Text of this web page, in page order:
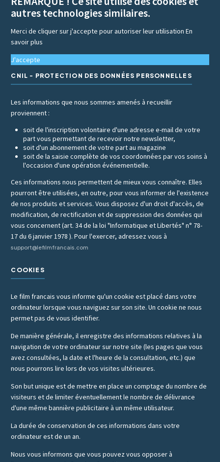
autres technologies similaires.
Merci de cliquer sur j'accepte pour autoriser leur utilisationEn
savoir plus
J'accepte
CNIL - PROTECTION DES DONNÉES PERSONNELLES
Les informations que nous sommes amenés à recueillir
proviennent :
soit de l'inscription volontaire d'une adresse e-mail de votre
part vous permettant de recevoir notre newsletter,
soit d'un abonnement de votre part au magazine
soit de la saisie complète de vos coordonnées par vos soins à
l'occasion d'une opération événementielle.
Ces informations nous permettent de mieux vous connaître. Elles
pourront être utilisées, en outre, pour vous informer de l'existence
de nos produits et services. Vous disposez d'un droit d'accès, de
modification, de rectification et de suppression des données qui
vous concernent (art. 34 de la loi "Informatique et Libertés" n° 78-
17 du 6 janvier 1978 ). Pour l'exercer, adressez vous à
support@lefilmfrancais.com
COOKIES
Le film francais vous informe qu'un cookie est placé dans votre
ordinateur lorsque vous naviguez sur son site. Un cookie ne nous
permet pas de vous identifier.
De manière générale, il enregistre des informations relatives à la
navigation de votre ordinateur sur notre site (les pages que vous
avez consultées, la date et l'heure de la consultation, etc.) que
nous pourrons lire lors de vos visites ultérieures.
Son but unique est de mettre en place un comptage du nombre de
visiteurs et de limiter éventuellement le nombre de délivrance
d'une même bannière publicitaire à un même utilisateur.
La durée de conservation de ces informations dans votre
ordinateur est de un an.
Nous vous informons que vous pouvez vous opposer à